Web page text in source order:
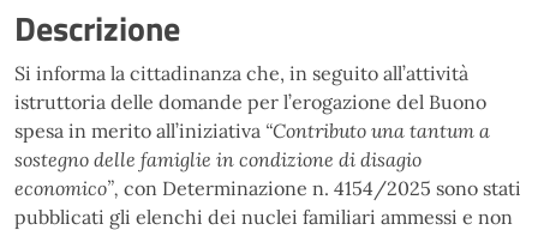
Descrizione
Si informa la cittadinanza che, in seguito all’attività
istruttoria delle domande per l’erogazione del Buono
spesa in merito all’iniziativa “Contributo una tantum a
sostegno delle famiglie in condizione di disagio
economico”, con Determinazione n. 4154/2025 sono stati
pubblicati gli elenchi dei nuclei familiari ammessi e non